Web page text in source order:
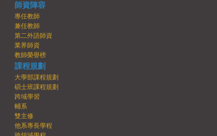
師資陣容
專任教師
兼任教師
第二外語師資
業界師資
教師榮譽榜
課程規劃
大學部課程規劃
碩士班課程規劃
跨域學習
輔系
雙主修
他系專長學程